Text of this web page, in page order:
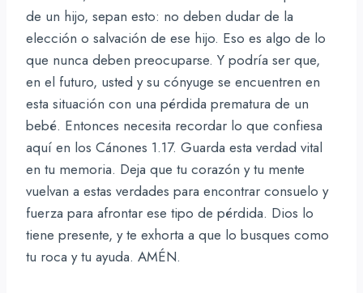
de un hijo, sepan esto: no deben dudar de la
elección o salvación de ese hijo. Eso es algo de lo
que nunca deben preocuparse. Y podría ser que,
en el futuro, usted y su cónyuge se encuentren en
esta situación con una pérdida prematura de un
bebé. Entonces necesita recordar lo que confiesa
aquí en los Cánones 1.17. Guarda esta verdad vital
en tu memoria. Deja que tu corazón y tu mente
vuelvan a estas verdades para encontrar consuelo y
fuerza para afrontar ese tipo de pérdida. Dios lo
tiene presente, y te exhorta a que lo busques como
tu roca y tu ayuda. AMÉN.